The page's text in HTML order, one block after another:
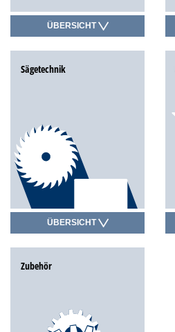
ÜBERSICHT
Sägetechnik
ÜBERSICHT
Zubehör